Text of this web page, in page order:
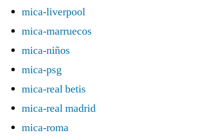
mica-liverpool
mica-marruecos
mica-niños
mica-psg
mica-real betis
mica-real madrid
mica-roma